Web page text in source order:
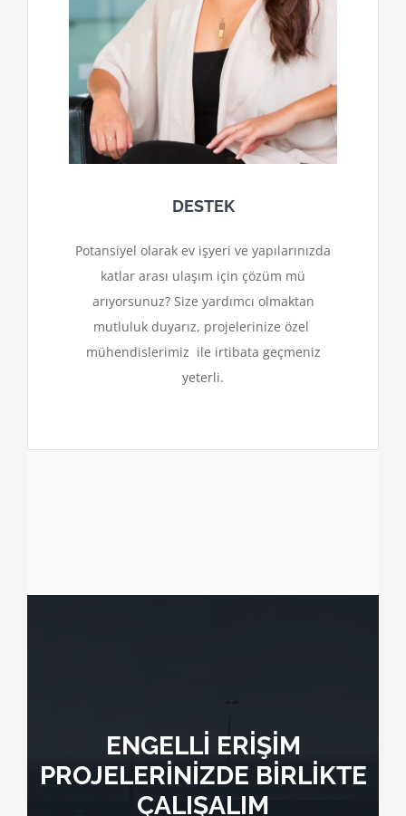
DESTEK
Potansiyel olarak ev işyeri ve yapılarınızda
katlar arası ulaşım için çözüm mü
arıyorsunuz? Size yardımcı olmaktan
mutluluk duyarız, projelerinize özel
mühendislerimiz ile irtibata geçmeniz
yeterli.
ENGELLİ ERİŞİM
PROJELERİNİZDE BİRLİKTE
ÇALIŞALIM